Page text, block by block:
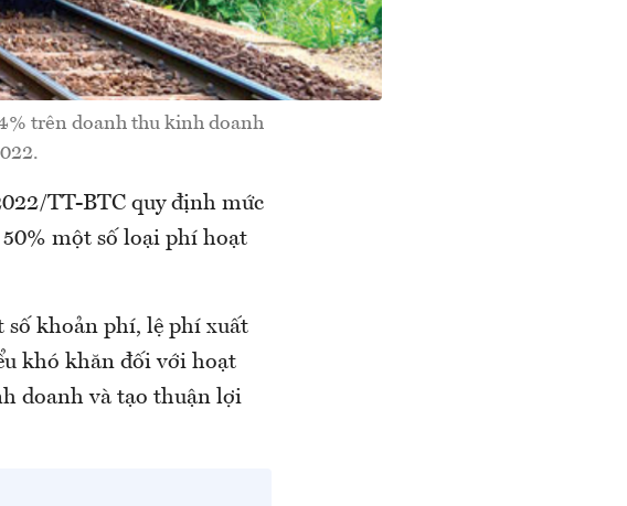
trên doanh thu kinh doanh
TT-BTC quy định mức
một số loại phí hoạt
khoản phí, lệ phí xuất
khó khăn đối với hoạt
doanh và tạo thuận lợi